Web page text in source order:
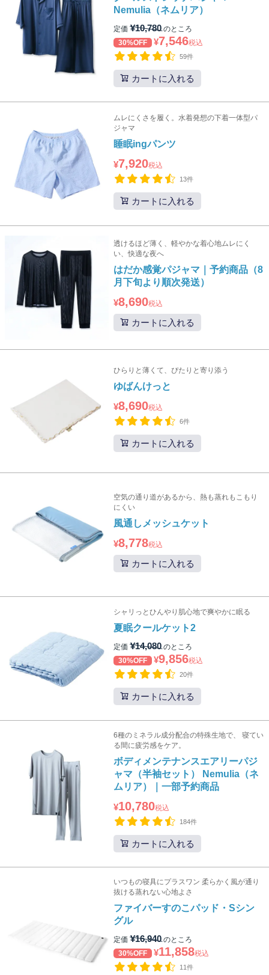
Nemulia（ネムリア）
定価 ¥10,780 のところ
30%OFF
¥7,546税込
59件
カートに入れる
ムレにくさを履く。水着発想の下着一体型パ
ジャマ
睡眠ingパンツ
¥7,920税込
13件
カートに入れる
透けるほど薄く、軽やかな着心地ムレにく
い、快適な夜へ
はだか感覚パジャマ｜予約商品（8
月下旬より順次発送）
¥8,690税込
カートに入れる
ひらりと薄くて、ぴたりと寄り添う
ゆばんけっと
¥8,690税込
6件
カートに入れる
空気の通り道があるから、熱も蒸れもこもり
にくい
風通しメッシュケット
¥8,778税込
カートに入れる
シャリっとひんやり肌心地で爽やかに眠る
夏眠クールケット2
定価 ¥14,080 のところ
30%OFF
¥9,856税込
20件
カートに入れる
6種のミネラル成分配合の特殊生地で、 寝てい
る間に疲労感をケア。
ボディメンテナンスエアリーパジ
ャマ（半袖セット） Nemulia（ネ
ムリア）｜一部予約商品
¥10,780税込
184件
カートに入れる
いつもの寝具にプラスワン 柔らかく風が通り
抜ける蒸れない心地よさ
ファイバーすのこパッド・Sシン
グル
定価 ¥16,940 のところ
30%OFF
¥11,858税込
11件